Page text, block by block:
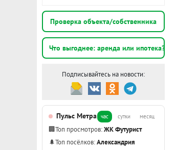
Проверка объекта/собственника
Что выгоднее: аренда или ипотека?
Подписывайтесь на новости:
Пульс Метра час сутки месяц
🏢Топ просмотров:ЖК Футурист
🌲Топ посёлков:Александрия